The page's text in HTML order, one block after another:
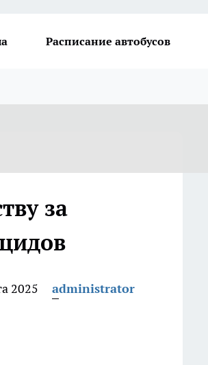
Расписание автобусов
за
2025 administrator